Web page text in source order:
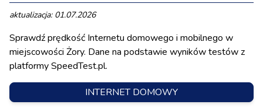
aktualizacja: 01.07.2026
Sprawdź prędkość Internetu domowego i mobilnego w
miejscowości Żory. Dane na podstawie wyników testów z
platformy SpeedTest.pl.
INTERNET DOMOWY